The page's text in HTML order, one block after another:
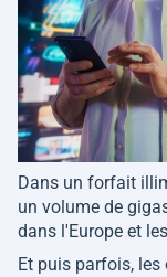
Dans un forfait
un volume de
dans l'Europe et
Et puis parfois,